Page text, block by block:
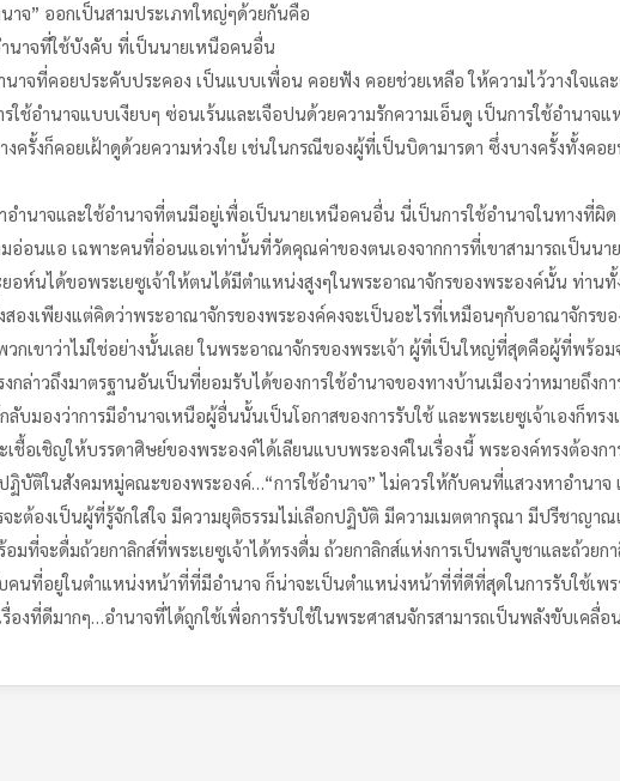
าจ” ออกเป็นสามประเภทใหญ่ๆด้วยกันคือ
นาจที่ใช้บังคับ ที่เป็นนายเหนือคนอื่น
าจที่คอยประคับประคอง เป็นแบบเพื่อน คอยฟัง คอยช่วยเหลือ ให้ความไว้วางใจแ
ใช้อำนาจแบบเงียบๆ ซ่อนเร้นและเจือปนด้วยความรักความเอ็นดู เป็นการใช้อำนาจ
งครั้งก็คอยเฝ้าดูด้วยความห่วงใย เช่นในกรณีของผู้ที่เป็นบิดามารดา ซึ่งบางครั้งทั้งค
ำนาจและใช้อำนาจที่ตนมีอยู่เพื่อเป็นนายเหนือคนอื่น นี่เป็นการใช้อำนาจในทางที่ผิ
อ่อนแอ เฉพาะคนที่อ่อนแอเท่านั้นที่วัดคุณค่าของตนเองจากการที่เขาสามารถเป็นน
อห์นได้ขอพระเยซูเจ้าให้ตนได้มีตำแหน่งสูงๆในพระอาณาจักรของพระองค์นั้น ท่านทั้
สองเพียงแต่คิดว่าพระอาณาจักรของพระองค์คงจะเป็นอะไรที่เหมือนๆกับอาณาจักรข
วกเขาว่าไม่ใช่อย่างนั้นเลย ในพระอาณาจักรของพระเจ้า ผู้ที่เป็นใหญ่ที่สุดคือผู้ที่พร้
กล่าวถึงมาตรฐานอันเป็นที่ยอมรับได้ของการใช้อำนาจของทางบ้านเมืองว่าหมาย
ลับมองว่าการมีอำนาจเหนือผู้อื่นนั้นเป็นโอกาสของการรับใช้ และพระเยซูเจ้าเองก็ท
เชื้อเชิญให้บรรดาศิษย์ของพระองค์ได้เลียนแบบพระองค์ในเรื่องนี้ พระองค์ทรงต้อง
ปฏิบัติในสังคมหมู่คณะของพระองค์…“การใช้อำนาจ” ไม่ควรให้กับคนที่แสวงหาอำน
จะต้องเป็นผู้ที่รู้จักใส่ใจ มีความยุติธรรมไม่เลือกปฏิบัติ มีความเมตตากรุณา มีปรีชาญา
อมที่จะดื่มถ้วยกาลิกส์ที่พระเยซูเจ้าได้ทรงดื่ม ถ้วยกาลิกส์แห่งการเป็นพลีบูชาและถ้ว
นที่อยู่ในตำแหน่งหน้าที่ที่มีอำนาจ ก็น่าจะเป็นตำแหน่งหน้าที่ที่ดีที่สุดในการรับใช้เพ
องที่ดีมากๆ…อำนาจที่ได้ถูกใช้เพื่อการรับใช้ในพระศาสนจักรสามารถเป็นพลังขับเค